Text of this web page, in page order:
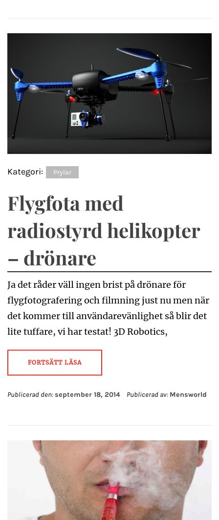
Kategori: Prylar
Flygfota med
radiostyrd helikopter
– drönare
Ja det råder väll ingen brist på drönare för
flygfotografering och filmning just nu men när
det kommer till användarevänlighet så blir det
lite tuffare, vi har testat! 3D Robotics,
FORTSÄTT LÄSA
Publicerad den:september 18, 2014 Publicerad av: Mensworld